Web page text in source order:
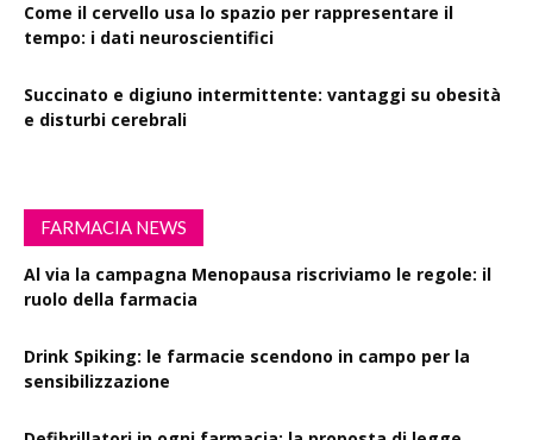
Come il cervello usa lo spazio per rappresentare il
tempo: i dati neuroscientifici
Succinato e digiuno intermittente: vantaggi su obesità
e disturbi cerebrali
FARMACIA NEWS
Al via la campagna Menopausa riscriviamo le regole: il
ruolo della farmacia
Drink Spiking: le farmacie scendono in campo per la
sensibilizzazione